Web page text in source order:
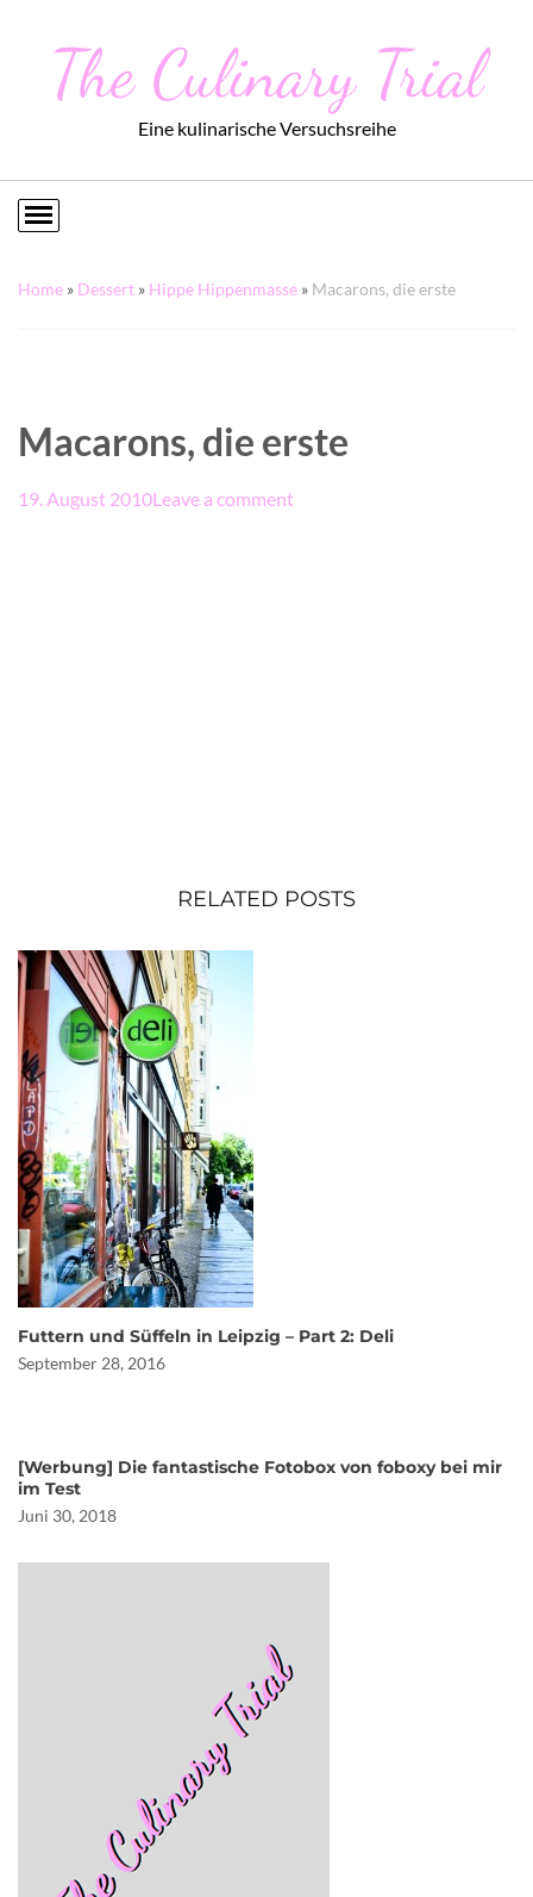
The Culinary Trial
Eine kulinarische Versuchsreihe
Home » Dessert » Hippe Hippenmasse » Macarons, die erste
Macarons, die erste
19. August 2010Leave a comment
RELATED POSTS
Futtern und Süffeln in Leipzig – Part 2: Deli
September 28, 2016
[Werbung] Die fantastische Fotobox von foboxy bei mir
im Test
Juni 30, 2018